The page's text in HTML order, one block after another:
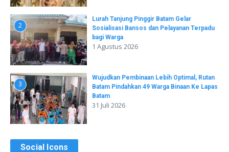
2
Lurah Tanjung Pinggir Batam Gelar
Sosialisasi Bansos dan Pelayanan Terpadu
bagi Warga
1 Agustus 2026
3
Wujudkan Pembinaan Lebih Optimal, Rutan
Batam Pindahkan 49 Warga Binaan Ke Lapas
Batam
31 Juli 2026
Social Icons